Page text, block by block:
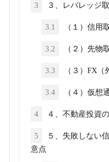
3 ３、レバレッジ
3.1 （１）信用
3.2 （２）先物
3.3 （３）FX（
3.4 （４）仮想
4 ４、不動産投資
5
５、失敗しない
意点